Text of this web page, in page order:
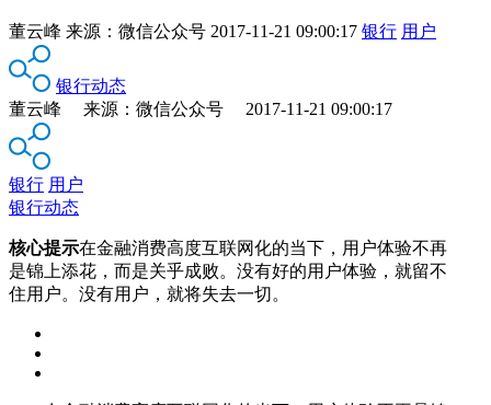
董云峰 来源： 微信公众号 2017-11-21 09:00:17 银行 用户
银行动态
董云峰 来源：微信公众号 2017-11-21 09:00:17
银行 用户
银行动态
核心提示在金融消费高度互联网化的当下，用户体验不再
是锦上添花，而是关乎成败。没有好的用户体验，就留不
住用户。没有用户，就将失去一切。